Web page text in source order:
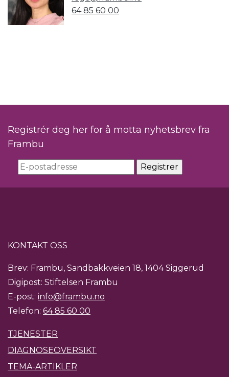
64 85 60 00
Registrér deg her for å motta nyhetsbrev fra
Frambu
KONTAKT OSS
Brev: Frambu, Sandbakkveien 18, 1404 Siggerud
Digipost: Stiftelsen Frambu
E-post: info@frambu.no
Telefon: 64 85 60 00
TJENESTER
DIAGNOSEOVERSIKT
TEMA-ARTIKLER